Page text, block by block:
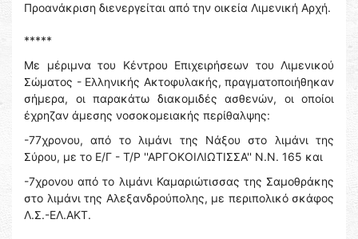
Προανάκριση διενεργείται από την οικεία Λιμενική Αρχή.
*****
Με μέριμνα του Κέντρου Επιχειρήσεων του Λιμενικού
Σώματος - Ελληνικής Ακτοφυλακής, πραγματοποιήθηκαν
σήμερα, οι παρακάτω διακομιδές ασθενών, οι οποίοι
έχρηζαν άμεσης νοσοκομειακής περίθαλψης:
-77χρονου, από το λιμάνι της Νάξου στο λιμάνι της
Σύρου, με το Ε/Γ - Τ/Ρ ''ΑΡΓΟΚΟΙΛΙΩΤΙΣΣΑ'' Ν.Ν. 165 και
-7χρονου από το λιμάνι Καμαριώτισσας της Σαμοθράκης
στο λιμάνι της Αλεξανδρούπολης, με περιπολικό σκάφος
Λ.Σ.-ΕΛ.ΑΚΤ.